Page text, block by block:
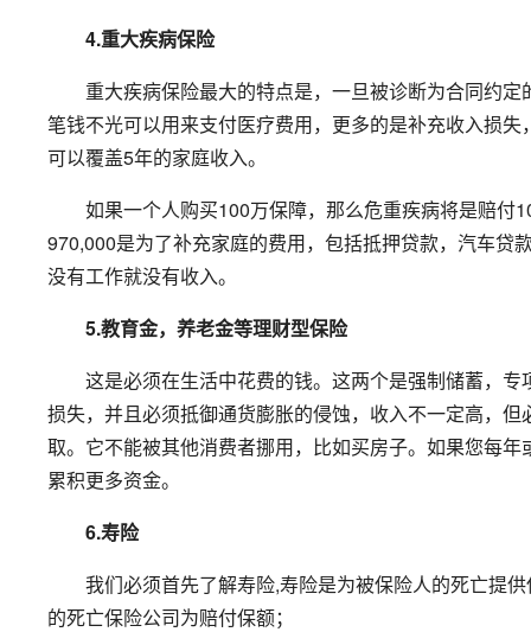
4.重大疾病保险
重大疾病保险最大的特点是，一旦被诊断为合同约定
笔钱不光可以用来支付医疗费用，更多的是补充收入损
可以覆盖5年的家庭收入。
如果一个人购买100万保障，那么危重疾病将是赔付
970,000是为了补充家庭的费用，包括抵押贷款，汽车贷
没有工作就没有收入。
5.教育金，养老金等理财型保险
这是必须在生活中花费的钱。这两个是强制储蓄，专
损失，并且必须抵御通货膨胀的侵蚀，收入不一定高，
取。它不能被其他消费者挪用，比如买房子。如果您每
累积更多资金。
6.寿险
我们必须首先了解寿险,寿险是为被保险人的死亡提供
的死亡保险公司为赔付保额；